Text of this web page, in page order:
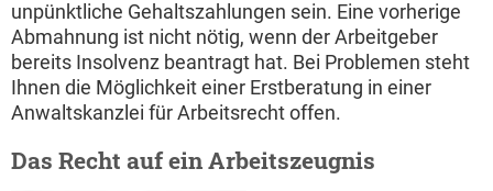
unpünktliche Gehaltszahlungen sein. Eine vorherige
Abmahnung ist nicht nötig, wenn der Arbeitgeber
bereits Insolvenz beantragt hat. Bei Problemen steht
Ihnen die Möglichkeit einer Erstberatung in einer
Anwaltskanzlei für Arbeitsrecht offen.
Das Recht auf ein Arbeitszeugnis